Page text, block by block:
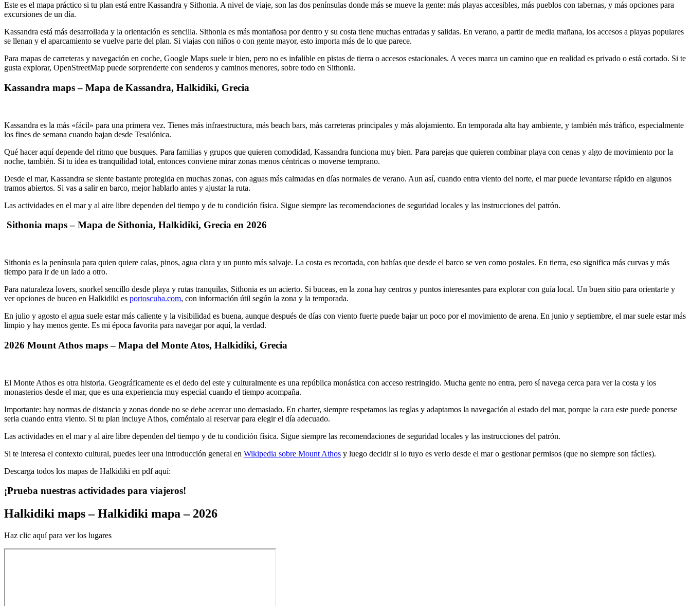
Este es el mapa práctico si tu plan está entre Kassandra y Sithonia. A nivel de viaje, son las dos penínsulas donde más se mueve la gente: más playas accesibles, más pueblos con tabernas, y más opciones para
excursiones de un día.
Kassandra está más desarrollada y la orientación es sencilla. Sithonia es más montañosa por dentro y su costa tiene muchas entradas y salidas. En verano, a partir de media mañana, los accesos a playas populares
se llenan y el aparcamiento se vuelve parte del plan. Si viajas con niños o con gente mayor, esto importa más de lo que parece.
Para mapas de carreteras y navegación en coche, Google Maps suele ir bien, pero no es infalible en pistas de tierra o accesos estacionales. A veces marca un camino que en realidad es privado o está cortado. Si te
gusta explorar, OpenStreetMap puede sorprenderte con senderos y caminos menores, sobre todo en Sithonia.
Kassandra maps – Mapa de Kassandra, Halkidiki, Grecia
Kassandra es la más «fácil» para una primera vez. Tienes más infraestructura, más beach bars, más carreteras principales y más alojamiento. En temporada alta hay ambiente, y también más tráfico, especialmente
los fines de semana cuando bajan desde Tesalónica.
Qué hacer aquí depende del ritmo que busques. Para familias y grupos que quieren comodidad, Kassandra funciona muy bien. Para parejas que quieren combinar playa con cenas y algo de movimiento por la
noche, también. Si tu idea es tranquilidad total, entonces conviene mirar zonas menos céntricas o moverse temprano.
Desde el mar, Kassandra se siente bastante protegida en muchas zonas, con aguas más calmadas en días normales de verano. Aun así, cuando entra viento del norte, el mar puede levantarse rápido en algunos
tramos abiertos. Si vas a salir en barco, mejor hablarlo antes y ajustar la ruta.
Las actividades en el mar y al aire libre dependen del tiempo y de tu condición física. Sigue siempre las recomendaciones de seguridad locales y las instrucciones del patrón.
Sithonia maps – Mapa de Sithonia, Halkidiki, Grecia en 2026
Sithonia es la península para quien quiere calas, pinos, agua clara y un punto más salvaje. La costa es recortada, con bahías que desde el barco se ven como postales. En tierra, eso significa más curvas y más
tiempo para ir de un lado a otro.
Para naturaleza lovers, snorkel sencillo desde playa y rutas tranquilas, Sithonia es un acierto. Si buceas, en la zona hay centros y puntos interesantes para explorar con guía local. Un buen sitio para orientarte y
ver opciones de buceo en Halkidiki es portoscuba.com, con información útil según la zona y la temporada.
En julio y agosto el agua suele estar más caliente y la visibilidad es buena, aunque después de días con viento fuerte puede bajar un poco por el movimiento de arena. En junio y septiembre, el mar suele estar más
limpio y hay menos gente. Es mi época favorita para navegar por aquí, la verdad.
2026 Mount Athos maps – Mapa del Monte Atos, Halkidiki, Grecia
El Monte Athos es otra historia. Geográficamente es el dedo del este y culturalmente es una república monástica con acceso restringido. Mucha gente no entra, pero sí navega cerca para ver la costa y los
monasterios desde el mar, que es una experiencia muy especial cuando el tiempo acompaña.
Importante: hay normas de distancia y zonas donde no se debe acercar uno demasiado. En charter, siempre respetamos las reglas y adaptamos la navegación al estado del mar, porque la cara este puede ponerse
seria cuando entra viento. Si tu plan incluye Athos, coméntalo al reservar para elegir el día adecuado.
Las actividades en el mar y al aire libre dependen del tiempo y de tu condición física. Sigue siempre las recomendaciones de seguridad locales y las instrucciones del patrón.
Si te interesa el contexto cultural, puedes leer una introducción general en Wikipedia sobre Mount Athos y luego decidir si lo tuyo es verlo desde el mar o gestionar permisos (que no siempre son fáciles).
Descarga todos los mapas de Halkidiki en pdf aquí:
¡Prueba nuestras actividades para viajeros!
Halkidiki maps – Halkidiki mapa – 2026
Haz clic aquí para ver los lugares